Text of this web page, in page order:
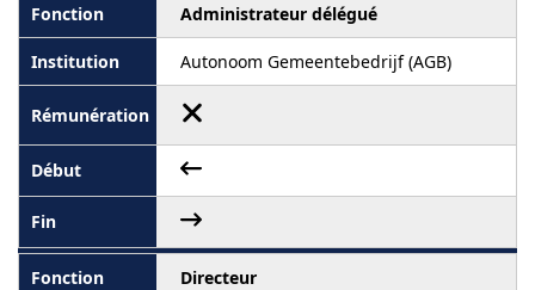
Administrateur délégué
Autonoom Gemeentebedrijf (AGB)
Directeur